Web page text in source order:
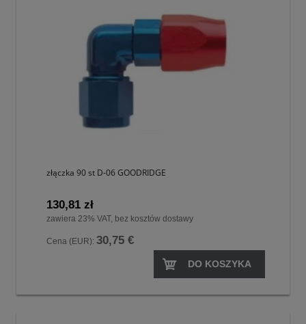
złączka 90 st D-06 GOODRIDGE
130,81 zł
zawiera 23% VAT, bez kosztów dostawy
Cena (EUR): 30,75 €
DO KOSZYKA